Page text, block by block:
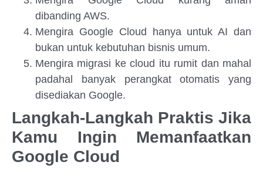
dibanding AWS.
Mengira Google Cloud hanya untuk AI dan
bukan untuk kebutuhan bisnis umum.
Mengira migrasi ke cloud itu rumit dan mahal
padahal banyak perangkat otomatis yang
disediakan Google.
Langkah-Langkah Praktis Jika
Kamu Ingin Memanfaatkan
Google Cloud